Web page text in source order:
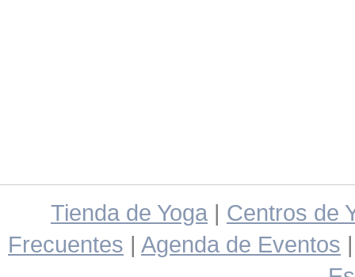
Tienda de Yoga | Centros de
Frecuentes | Agenda de Eventos